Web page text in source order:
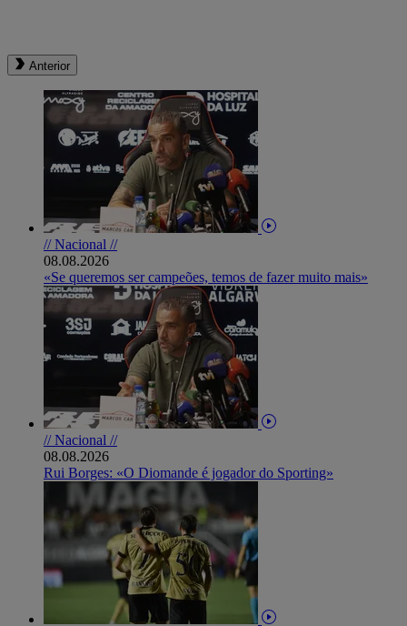
Anterior
// Nacional //
08.08.2026
«Se queremos ser campeões, temos de fazer muito mais»
// Nacional //
08.08.2026
Rui Borges: «O Diomande é jogador do Sporting»